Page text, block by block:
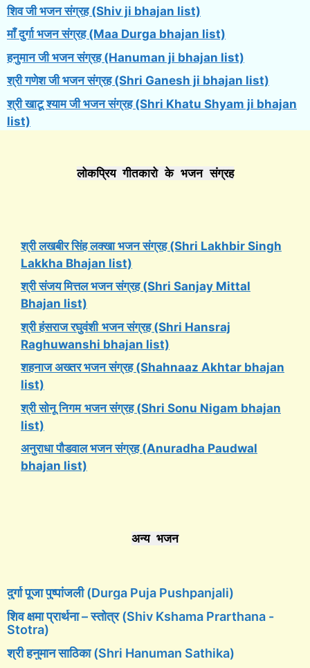
शिव जी भजन संग्रह (Shiv ji bhajan list)
माँ दुर्गा भजन संग्रह (Maa Durga bhajan list)
हनुमान जी भजन संग्रह (Hanuman ji bhajan list)
श्री गणेश जी भजन संग्रह (Shri Ganesh ji bhajan list)
श्री खाटू श्याम जी भजन संग्रह (Shri Khatu Shyam ji bhajan
list)
लोकप्रिय गीतकारो के भजन संग्रह
श्री लखबीर सिंह लक्खा भजन संग्रह (Shri Lakhbir Singh
Lakkha Bhajan list)
श्री संजय मित्तल भजन संग्रह (Shri Sanjay Mittal
Bhajan list)
श्री हंसराज रघुवंशी भजन संग्रह (Shri Hansraj
Raghuwanshi bhajan list)
शहनाज अख्तर भजन संग्रह (Shahnaaz Akhtar bhajan
list)
श्री सोनू निगम भजन संग्रह (Shri Sonu Nigam bhajan
list)
अनुराधा पौडवाल भजन संग्रह (Anuradha Paudwal
bhajan list)
अन्य भजन
दुर्गा पूजा पुष्पांजली (Durga Puja Pushpanjali)
शिव क्षमा प्रार्थना – स्तोत्र (Shiv Kshama Prarthana -
Stotra)
श्री हनुमान साठिका (Shri Hanuman Sathika)